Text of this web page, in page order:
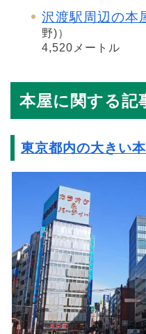
沢渡駅周辺の本
野)）
4,520メートル
本屋に関する記
東京都内の大きい